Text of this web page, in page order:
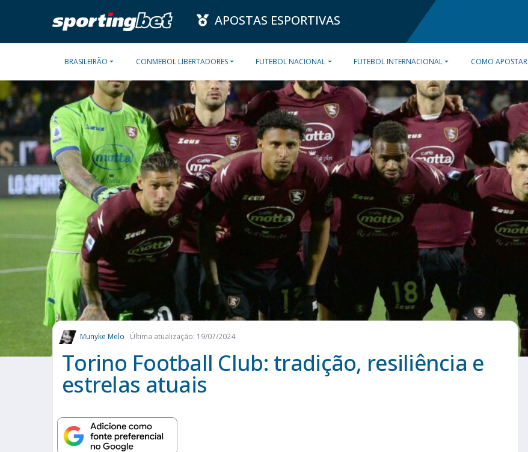
APOSTAS ESPORTIVAS
BRASILEIRÃO CONMEBOL LIBERTADORES FUTEBOL NACIONAL FUTEBOL INTERNACIONAL COMO APOSTAR
Munyke Melo Última atualização: 19/07/2024
Torino Football Club: tradição, resiliência e
estrelas atuais